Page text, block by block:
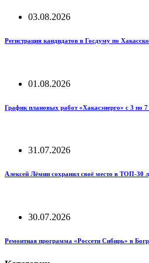
03.08.2026
Регистрация кандидатов в Госдуму по
01.08.2026
График плановых работ «Хакасэнерго» с 3 по 7
31.07.2026
Алексей Лёмин сохранил своё место в ТОП-30
30.07.2026
Ремонтная программа «Россети Сибирь» в